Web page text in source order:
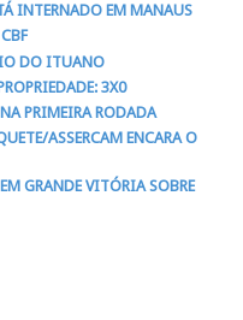
INTERNADO EM MANAUS
DO ITUANO
3X0
PRIMEIRA RODADA
ASSERCAM ENCARA O
GRANDE VITÓRIA SOBRE